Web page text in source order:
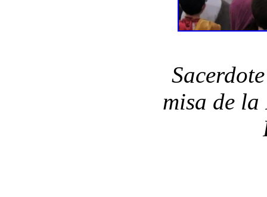
misa de